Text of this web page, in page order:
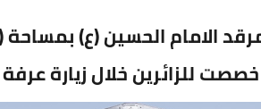
للزائرين خلال زيارة